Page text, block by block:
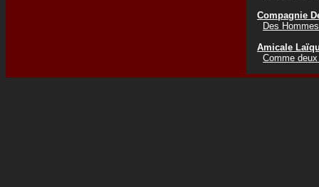
Compagnie
Des
Amicale
Comme